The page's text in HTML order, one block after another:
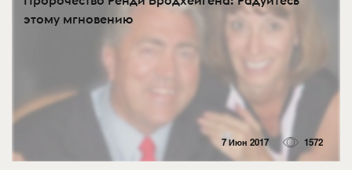
этому мгновению
7 Июн 2017 1572